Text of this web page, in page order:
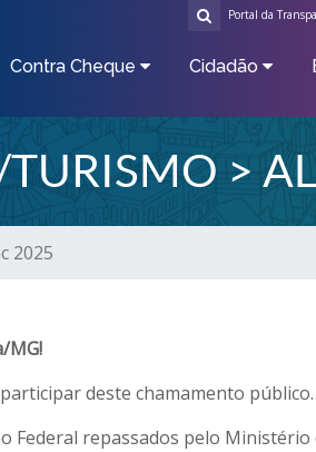
Portal da
Contra Cheque Cidadão
>
2025
MG!
deste chamamento público.
Federal repassados pelo